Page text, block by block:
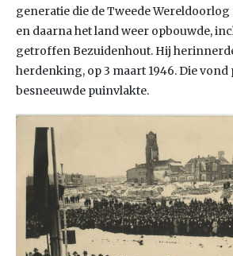
generatie die de Tweede
en daarna het land weer opbouwde,
getroffen Bezuidenhout. Hij
herdenking, op 3 maart 1946. Die vond
besneeuwde puinvlakte.